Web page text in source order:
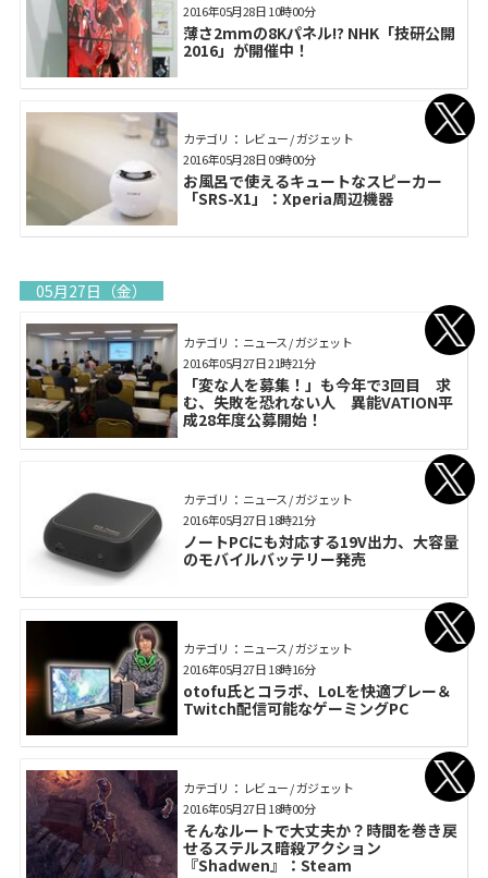
薄さ2mmの8Kパネル!? NHK「技研公開
2016」が開催中！
2016年05月28日 10時00分
カテゴリ： レビュー / ガジェット
お風呂で使えるキュートなスピーカー
「SRS-X1」：Xperia周辺機器
2016年05月28日 09時00分
05月27日（金）
カテゴリ： ニュース / ガジェット
「変な人を募集！」も今年で3回目 求
む、失敗を恐れない人 異能VATION平
成28年度公募開始！
2016年05月27日 21時21分
カテゴリ： ニュース / ガジェット
ノートPCにも対応する19V出力、大容量
のモバイルバッテリー発売
2016年05月27日 18時21分
カテゴリ： ニュース / ガジェット
otofu氏とコラボ、LoLを快適プレー＆
Twitch配信可能なゲーミングPC
2016年05月27日 18時16分
カテゴリ： レビュー / ガジェット
そんなルートで大丈夫か？時間を巻き戻
せるステルス暗殺アクション
『Shadwen』：Steam
2016年05月27日 18時00分